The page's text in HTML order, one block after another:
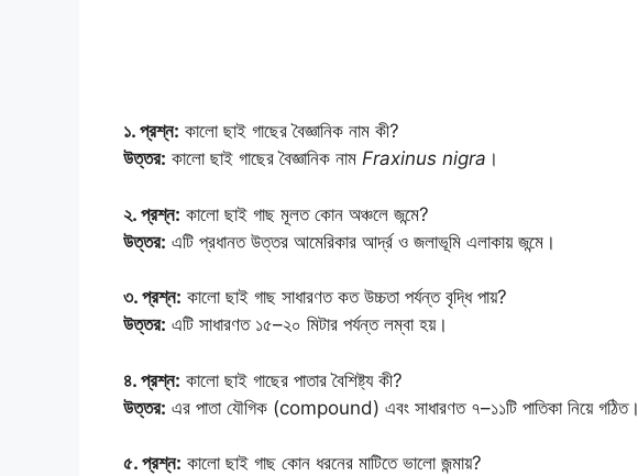
১. প্রশ্ন: কালো ছাই গাছের বৈজ্ঞানিক নাম কী?
উত্তর: কালো ছাই গাছের বৈজ্ঞানিক নাম Fraxinus nigra ।
২. প্রশ্ন: কালো ছাই গাছ মূলত কোন অঞ্চলে জন্মে?
উত্তর: এটি প্রধানত উত্তর আমেরিকার আর্দ্র ও জলাভূমি এলাকায় জন্মে।
৩. প্রশ্ন: কালো ছাই গাছ সাধারণত কত উচ্চতা পর্যন্ত বৃদ্ধি পায়?
উত্তর: এটি সাধারণত ১৫–২০ মিটার পর্যন্ত লম্বা হয়।
৪. প্রশ্ন: কালো ছাই গাছের পাতার বৈশিষ্ট্য কী?
উত্তর: এর পাতা যৌগিক (compound) এবং সাধারণত ৭–১১টি পাতিকা নিয়ে গঠিত।
৫. প্রশ্ন: কালো ছাই গাছ কোন ধরনের মাটিতে ভালো জন্মায়?